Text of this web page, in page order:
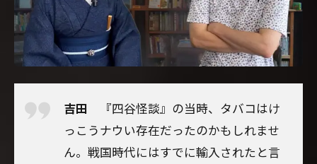
吉田 『四谷怪談』の当時、タバコはけ
っこうナウい存在だったのかもしれませ
ん。戦国時代にはすでに輸入されたと言